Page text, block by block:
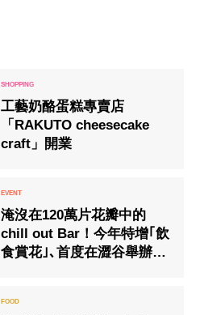
工藝奶酪蛋糕專賣店
「RAKUTO cheesecake
craft」開業
淹沒在120萬片花瓣中的
chill out Bar！今年特增｢飲
食賞花｣､首度在澀谷舉辦！